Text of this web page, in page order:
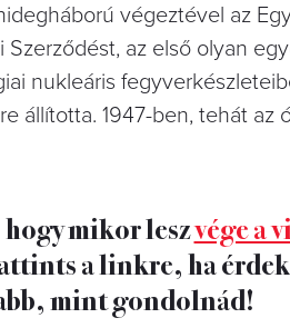
végeztével az
az első olyan
nukleáris
állította. 1947-ben, tehát az
mikor leszvége a
a linkre, ha
mint gondolnád!